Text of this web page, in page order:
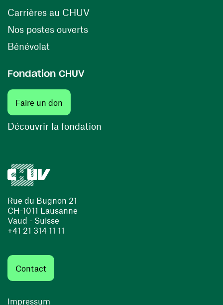
Rue du Bugnon 21
CH-1011 Lausanne
Vaud - Suisse
+41 21 314 11 11
Contact
Impressum
Carrières au CHUV(opens in a new window)
Nos postes ouverts(opens in a new window)
Bénévolat
Fondation CHUV
Faire un don
Découvrir la fondation